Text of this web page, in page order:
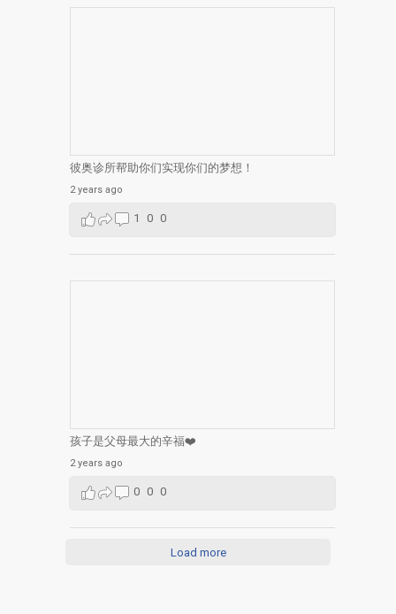
彼奥诊所帮助你们实现你们的梦想！
2 years ago
1 0 0
孩子是父母最大的辛福❤️
2 years ago
0 0 0
Load more